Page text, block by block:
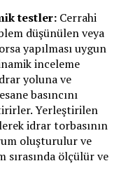
testler: Cerrahi
düşünülen veya
yapılması uygun
inceleme
yoluna ve
basıncını
Yerleştirilen
idrar torbasının
oluşturulur ve
sırasında ölçülür ve